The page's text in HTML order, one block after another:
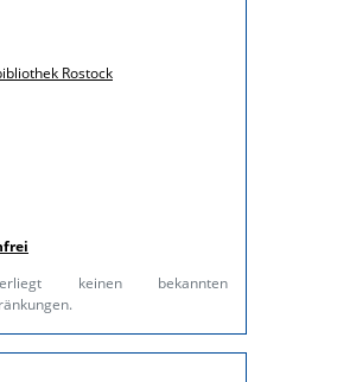
Rostock
keinen bekannten